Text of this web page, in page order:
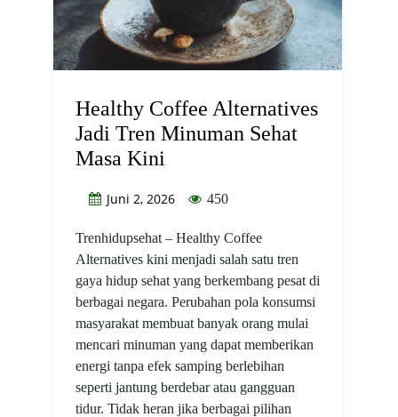
Healthy Coffee Alternatives
Jadi Tren Minuman Sehat
Masa Kini
Juni 2, 2026 450
Trenhidupsehat – Healthy Coffee
Alternatives kini menjadi salah satu tren
gaya hidup sehat yang berkembang pesat di
berbagai negara. Perubahan pola konsumsi
masyarakat membuat banyak orang mulai
mencari minuman yang dapat memberikan
energi tanpa efek samping berlebihan
seperti jantung berdebar atau gangguan
tidur. Tidak heran jika berbagai pilihan